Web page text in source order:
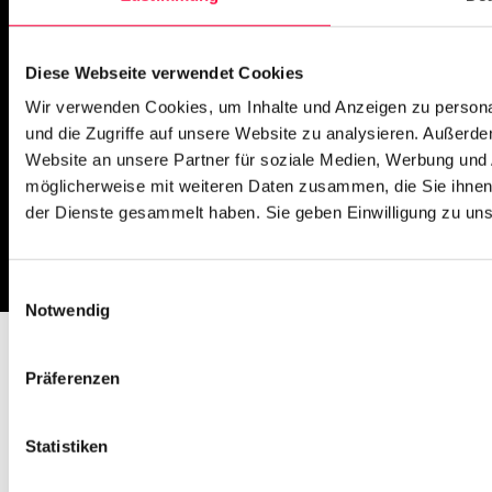
Diese Webseite verwendet Cookies
Wir verwenden Cookies, um Inhalte und Anzeigen zu
und die Zugriffe auf unsere Website zu analysieren.
Website an unsere Partner für soziale Medien, Werbung
möglicherweise mit weiteren Daten zusammen, die Sie
der Dienste gesammelt haben. Sie geben Einwilligung zu
Notwendig
Präferenzen
Statistiken
PASCOM Service Monitor
ImpressumMissbrauch meldenAGBDatenschutz